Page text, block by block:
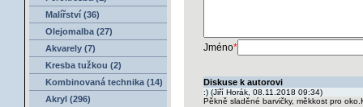
Malířství (36)
Olejomalba (27)
Akvarely (7)
Kresba tužkou (2)
Kombinovaná technika (14)
Akryl (296)
Jméno*
Diskuse k autorovi
:) (Jiří Horák, 08.11.2018 09:34)
Pěkně sladěné barvičky, měkkost pro